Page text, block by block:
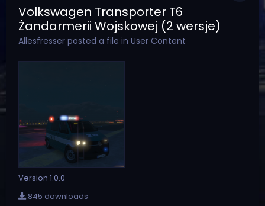
Volkswagen Transporter T6
Żandarmerii Wojskowej (2 wersje)
Allesfresser posted a file in User Content
Version 1.0.0
845 downloads